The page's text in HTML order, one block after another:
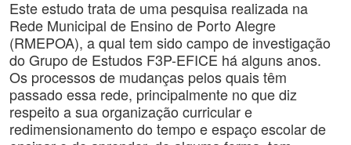
Este estudo trata de uma pesquisa realizada na
Rede Municipal de Ensino de Porto Alegre
(RMEPOA), a qual tem sido campo de investigação
do Grupo de Estudos F3P-EFICE há alguns anos.
Os processos de mudanças pelos quais têm
passado essa rede, principalmente no que diz
respeito a sua organização curricular e
redimensionamento do tempo e espaço escolar de